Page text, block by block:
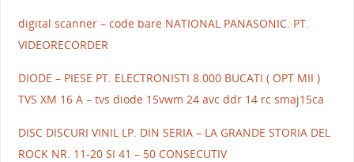
digital scanner – code bare NATIONAL PANASONIC. PT.
VIDEORECORDER
DIODE – PIESE PT. ELECTRONISTI 8.000 BUCATI ( OPT MII )
TVS XM 16 A – tvs diode 15vwm 24 avc ddr 14 rc smaj15ca
DISC DISCURI VINIL LP. DIN SERIA – LA GRANDE STORIA DEL
ROCK NR. 11-20 SI 41 – 50 CONSECUTIV